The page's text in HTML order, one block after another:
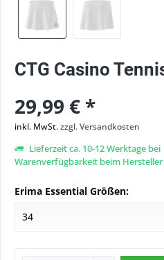
CTG Casino
29,99 € *
inkl. MwSt.zzgl. Versandkosten
Lieferzeit ca. 10-12 Werktage bei
Warenverfügbarkeit beim Hersteller
Erima Essential Größen: